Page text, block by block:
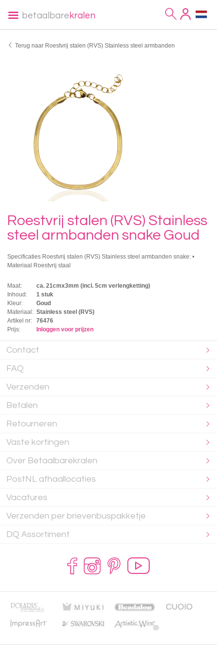
betaalbare kralen
Terug naar Roestvrij stalen (RVS) Stainless steel armbanden
Roestvrij stalen (RVS) Stainless
steel armbanden snake Goud
Specificaties Roestvrij stalen (RVS) Stainless steel armbanden snake: •
Materiaal Roestvrij staal
Maat:
ca. 21cmx3mm (incl. 5cm verlengketting)
Inhoud:
1 stuk
Kleur:
Goud
Materiaal: Stainless steel (RVS)
Artikel nr:
76476
Prijs:
Inloggen voor prijzen
Contact
FAQ
Verzenden
Betalen
Retourneren
Vaste kortingen
Over Betaalbarekralen
PostNL afhaallocaties
Vacatures
Verzenden per brievenbuspakketje
DQ Assortiment